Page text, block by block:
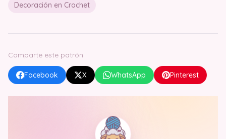
Decoración en Crochet
Comparte este patrón
Facebook X WhatsApp Pinterest